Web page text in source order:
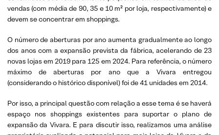
vendas (com média de 90, 35 e 10 m² por loja, respectivamente) e
devem se concentrar em shoppings.
O número de aberturas por ano aumenta gradualmente ao longo
dos anos com a expansão prevista da fábrica, acelerando de 23
novas lojas em 2019 para 125 em 2024. Para referência, o número
máximo de aberturas por ano que a Vivara entregou
(considerando o histórico disponível) foi de 41 unidades em 2014.
Por isso, a principal questão com relação a esse tema é se haverá
espaço nos shoppings existentes para suportar o plano de
expansão da Vivara. E para discutir isso, realizamos uma análise